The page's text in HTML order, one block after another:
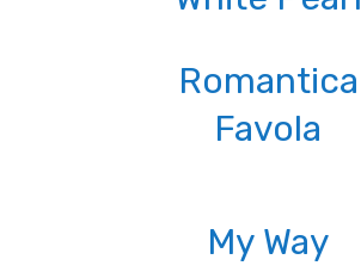
Romantica
Favola
My Way